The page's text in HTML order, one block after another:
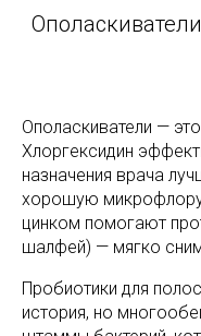
Ополаскиватели
Ополаскиватели —
Хлоргексидин
назначения врача
хорошую
цинком помогают
шалфей) — мягко
Пробиотики для
история, но